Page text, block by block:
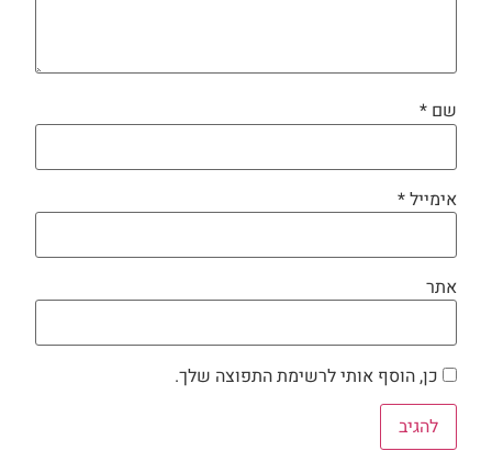
שם *
אימייל*
אתר
כן, הוסף אותי לרשימת התפוצה שלך.